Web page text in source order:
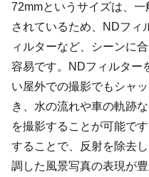
72mmというサイズは、
されているため、NDフィ
ィルターなど、シーンに
容易です。NDフィルター
い屋外での撮影でもシャ
き、水の流れや車の軌跡
を撮影することが可能で
することで、反射を除去
調した風景写真の表現が